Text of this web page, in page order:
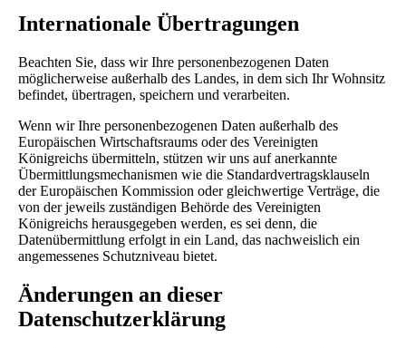
Internationale Übertragungen
Beachten Sie, dass wir Ihre personenbezogenen Daten
möglicherweise außerhalb des Landes, in dem sich Ihr Wohnsitz
befindet, übertragen, speichern und verarbeiten.
Wenn wir Ihre personenbezogenen Daten außerhalb des
Europäischen Wirtschaftsraums oder des Vereinigten
Königreichs übermitteln, stützen wir uns auf anerkannte
Übermittlungsmechanismen wie die Standardvertragsklauseln
der Europäischen Kommission oder gleichwertige Verträge, die
von der jeweils zuständigen Behörde des Vereinigten
Königreichs herausgegeben werden, es sei denn, die
Datenübermittlung erfolgt in ein Land, das nachweislich ein
angemessenes Schutzniveau bietet.
Änderungen an dieser
Datenschutzerklärung